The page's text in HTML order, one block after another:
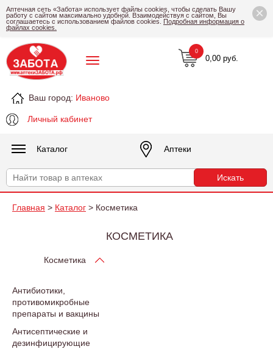
×
Аптечная сеть «Забота» использует файлы cookies, чтобы сделать Вашу
работу с сайтом максимально удобной. Взаимодействуя с сайтом, Вы
соглашаетесь с использованием файлов cookies. Подробная информация о
файлах cookies.
Ваш город: Иваново
Личный кабинет
0,00 руб.
0
Каталог Аптеки
Главная > Каталог > Косметика
КОСМЕТИКА
Косметика
Антибиотики,
противомикробные
препараты и вакцины
Антисептические и
дезинфицирующие